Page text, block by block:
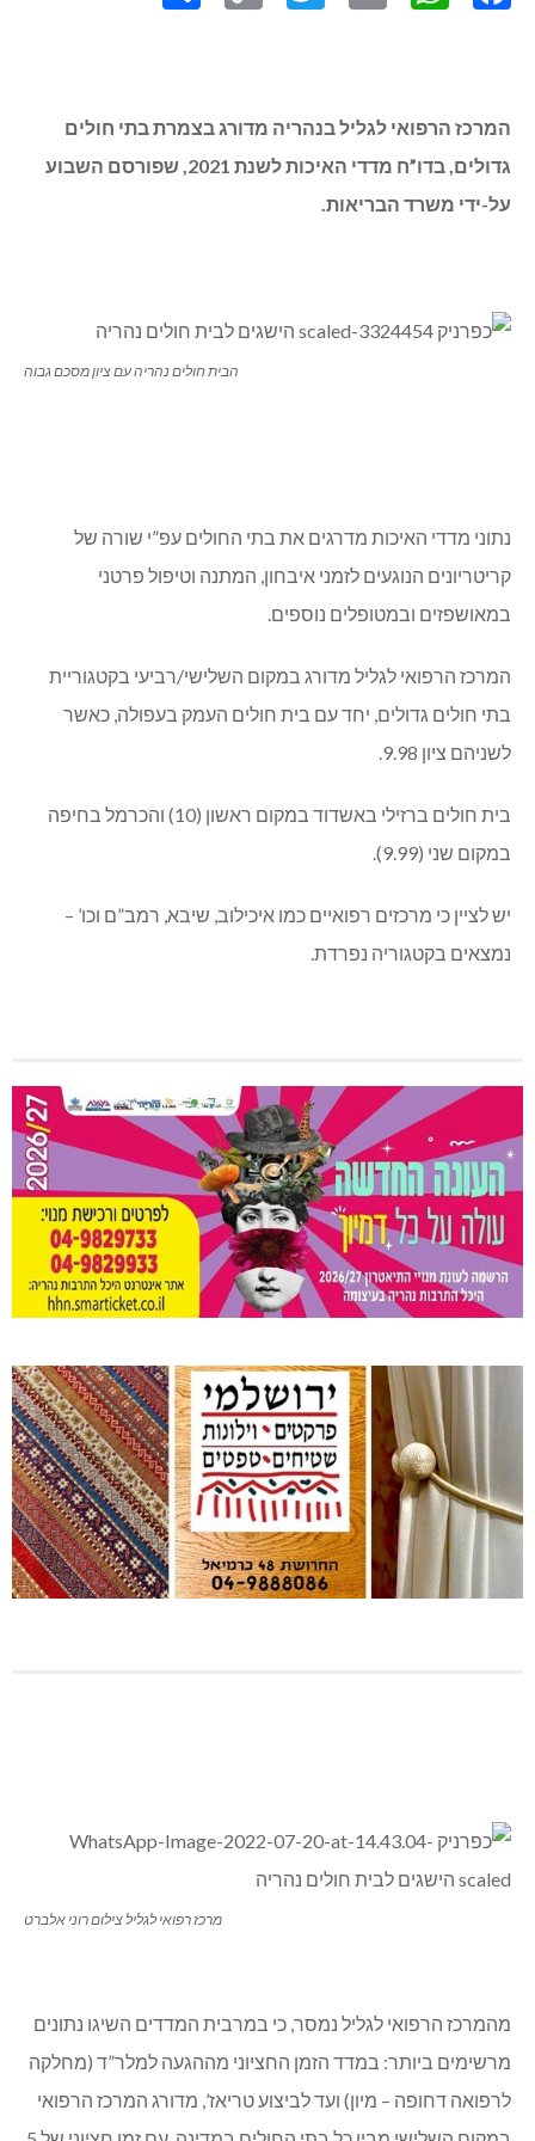
המרכז הרפואי לגליל בנהריה מדורג בצמרת בתי חולים
גדולים, בדו”ח מדדי האיכות לשנת 2021, שפורסם השבוע
על-ידי משרד הבריאות.
הבית חולים נהריה עם ציון מסכם גבוה
נתוני מדדי האיכות מדרגים את בתי החולים עפ”י שורה של
קריטריונים הנוגעים לזמני איבחון, המתנה וטיפול פרטני
במאושפזים ובמטופלים נוספים.
המרכז הרפואי לגליל מדורג במקום השלישי/רביעי בקטגוריית
בתי חולים גדולים, יחד עם בית חולים העמק בעפולה, כאשר
לשניהם ציון 9.98.
בית חולים ברזילי באשדוד במקום ראשון (10) והכרמל בחיפה
במקום שני (9.99).
יש לציין כי מרכזים רפואיים כמו איכילוב, שיבא, רמב”ם וכו’ –
נמצאים בקטגוריה נפרדת.
מרכז רפואי לגליל צילום רוני אלברט
מהמרכז הרפואי לגליל נמסר, כי במרבית המדדים השיגו נתונים
מרשימים ביותר: במדד הזמן החציוני מההגעה למלר”ד (מחלקה
לרפואה דחופה – מיון) ועד לביצוע טריאז’, מדורג המרכז הרפואי